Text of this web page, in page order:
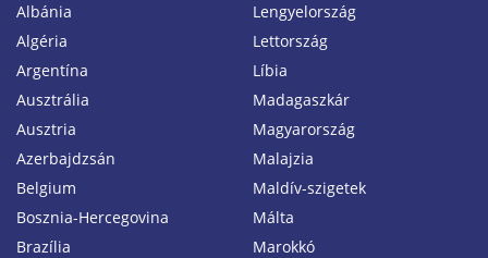
Albánia
Algéria
Argentína
Ausztrália
Ausztria
Azerbajdzsán
Belgium
Bosznia-Hercegovina
Brazília
Lengyelország
Lettország
Líbia
Madagaszkár
Magyarország
Malajzia
Maldív-szigetek
Málta
Marokkó